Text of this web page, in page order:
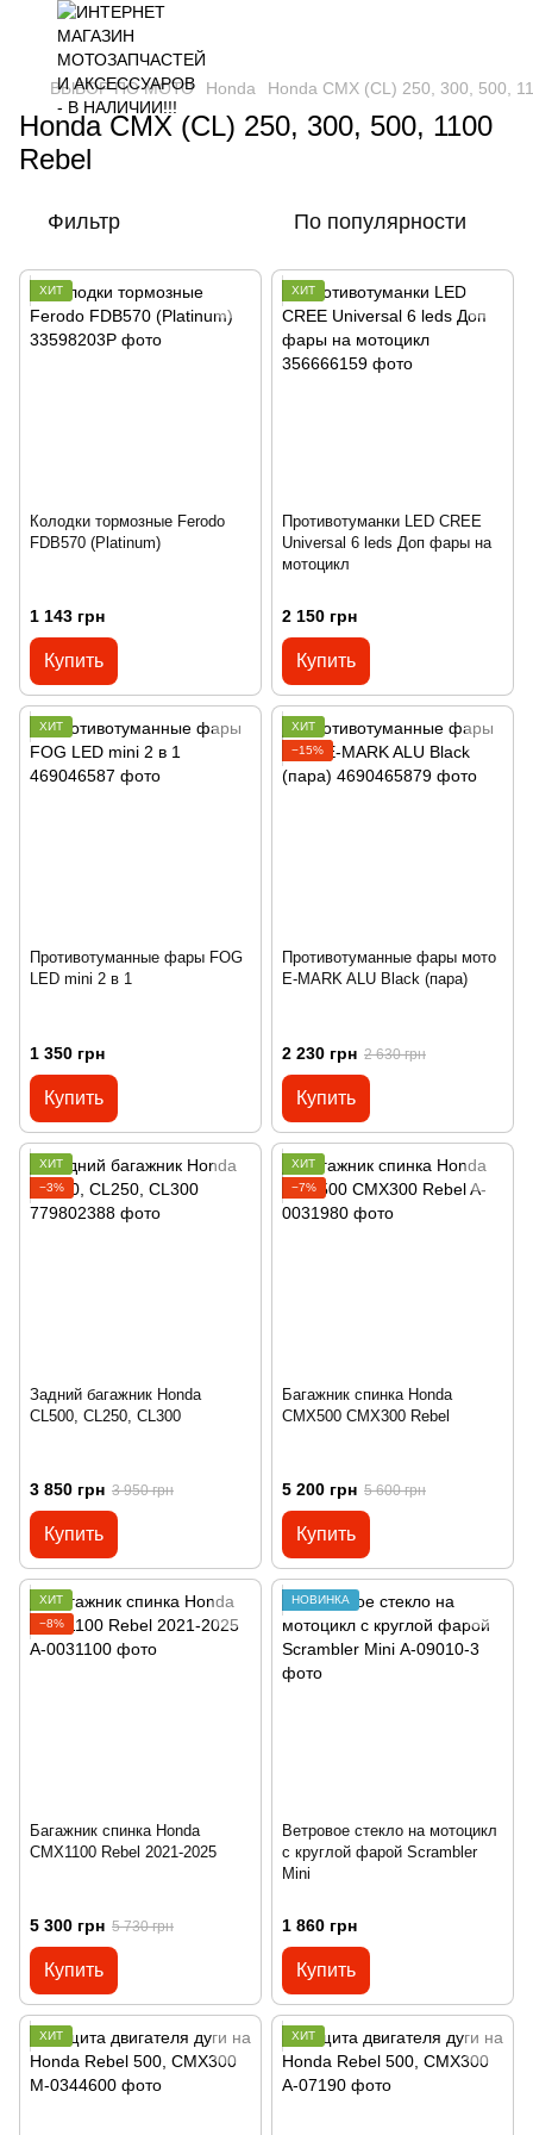
ВЫБОР ПО МОТО Honda Honda CMX (CL) 250, 300, 500,
Honda CMX (CL) 250, 300, 500, 1100
Rebel
Фильтр По популярности
ХИТ
Колодки тормозные Ferodo
FDB570 (Platinum)
1 143 грн
Купить
ХИТ
Противотуманки LED CREE
Universal 6 leds Доп фары на
мотоцикл
2 150 грн
Купить
ХИТ
Противотуманные фары FOG
LED mini 2 в 1
1 350 грн
Купить
ХИТ
−15%
Противотуманные фары мото
E-MARK ALU Black (пара)
2 230 грн 2 630 грн
Купить
ХИТ
−3%
Задний багажник Honda
CL500, CL250, CL300
3 850 грн 3 950 грн
Купить
ХИТ
−7%
Багажник спинка Honda
CMX500 CMX300 Rebel
5 200 грн 5 600 грн
Купить
ХИТ
−8%
Багажник спинка Honda
CMX1100 Rebel 2021-2025
5 300 грн 5 730 грн
Купить
НОВИНКА
Ветровое стекло на мотоцикл
с круглой фарой Scrambler
Mini
1 860 грн
Купить
ХИТ ХИТ